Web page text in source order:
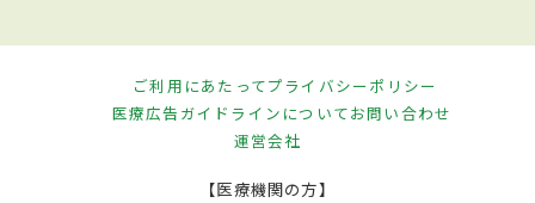
ご利用にあたってプライバシーポリシー
医療広告ガイドラインについてお問い合わせ
運営会社
【医療機関の方】